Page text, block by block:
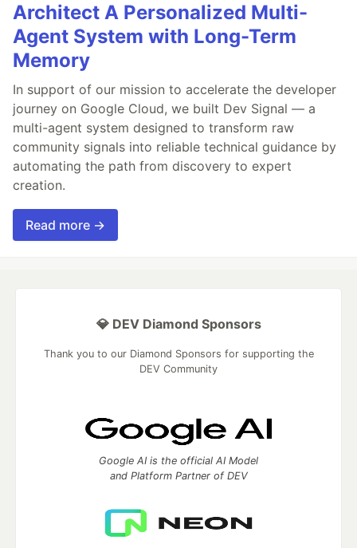
Architect A Personalized Multi-
Agent System with Long-Term
Memory
In support of our mission to accelerate the developer
journey on Google Cloud, we built Dev Signal — a
multi-agent system designed to transform raw
community signals into reliable technical guidance by
automating the path from discovery to expert
creation.
Read more →
💎 DEV Diamond Sponsors
Thank you to our Diamond Sponsors for supporting the
DEV Community
Google AI is the official AI Model
and Platform Partner of DEV